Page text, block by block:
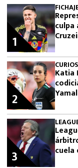
culpa
1
Katia
Yamal
2
cuela
3